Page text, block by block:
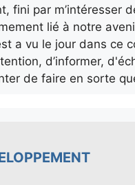
fini par
lié à notre
a vu le jour dans
d’informer,
de faire en sorte